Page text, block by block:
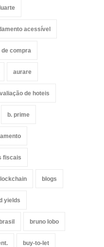
acessível
compra
aurare
de hoteis
b. prime
fiscais
blogs
yields
brasil bruno lobo
buy-to-let